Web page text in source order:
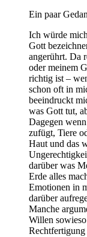
Ein paar
Ich würde
Gott
angerührt. Da
oder meinem
richtig ist –
schon oft in
beeindruckt
was Gott tut,
Dagegen
zufügt, Tiere
Haut und das
darüber was
Erde alles
Emotionen in
darüber
Manche
Willen